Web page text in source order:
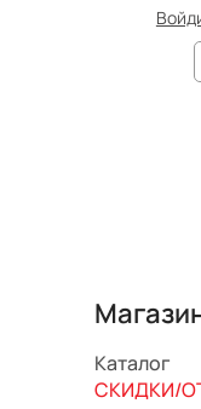
Каталог
СКИДКИ/